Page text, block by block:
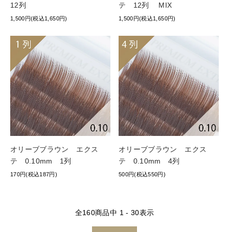
12列
1,500円(税込1,650円)
テ 12列 MIX
1,500円(税込1,650円)
オリーブブラウン エクス
テ 0.10mm 1列
170円(税込187円)
オリーブブラウン エクス
テ 0.10mm 4列
500円(税込550円)
全160商品中 1 - 30表示